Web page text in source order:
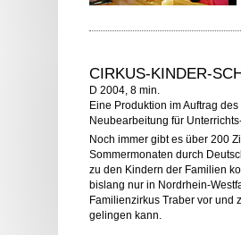
CIRKUS-KINDER-
D 2004, 8 min.
Eine Produktion im Auftrag
Neubearbeitung für
Noch immer gibt es über 200
Sommermonaten durch
zu den Kindern der Familien
bislang nur in Nordrhein-
Familienzirkus Traber vor und
gelingen kann.